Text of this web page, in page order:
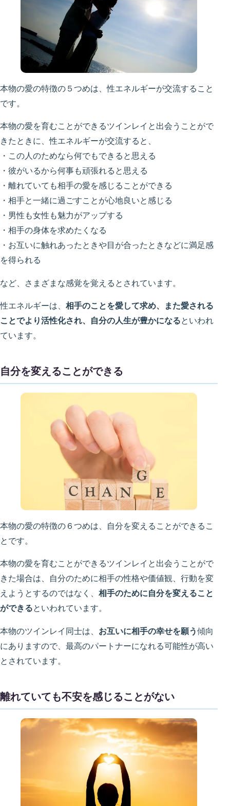
本物の愛の特徴の５つめは、性エネルギーが交流すること
です。
本物の愛を育むことができるツインレイと出会うことがで
きたときに、性エネルギーが交流すると、
・この人のためなら何でもできると思える
・彼がいるから何事も頑張れると思える
・離れていても相手の愛を感じることができる
・相手と一緒に過ごすことが心地良いと感じる
・男性も女性も魅力がアップする
・相手の身体を求めたくなる
・お互いに触れあったときや目が合ったときなどに満足感
を得られる
など、さまざまな感覚を覚えるとされています。
性エネルギーは、 相手のことを愛して求め、また愛される
ことでより活性化され、自分の人生が豊かになるといわれ
ています。
自分を変えることができる
本物の愛の特徴の６つめは、自分を変えることができるこ
とです。
本物の愛を育むことができるツインレイと出会うことがで
きた場合は、自分のために相手の性格や価値観、行動を変
えようとするのではなく、 相手のために自分を変えること
ができるといわれています。
本物のツインレイ同士は、 お互いに相手の幸せを願う傾向
にありますので、最高のパートナーになれる可能性が高い
とされています。
離れていても不安を感じることがない